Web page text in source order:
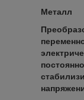
Металл